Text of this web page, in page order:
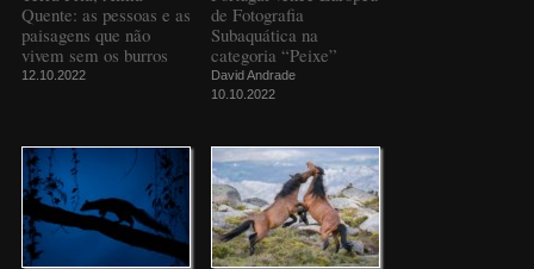
Quente: as pessoas e as
paisagens que não
vivem sem os burros
12.10.2022
de Fotografia
Subaquática na
categoria “Peixe”
David Andrade
10.10.2022